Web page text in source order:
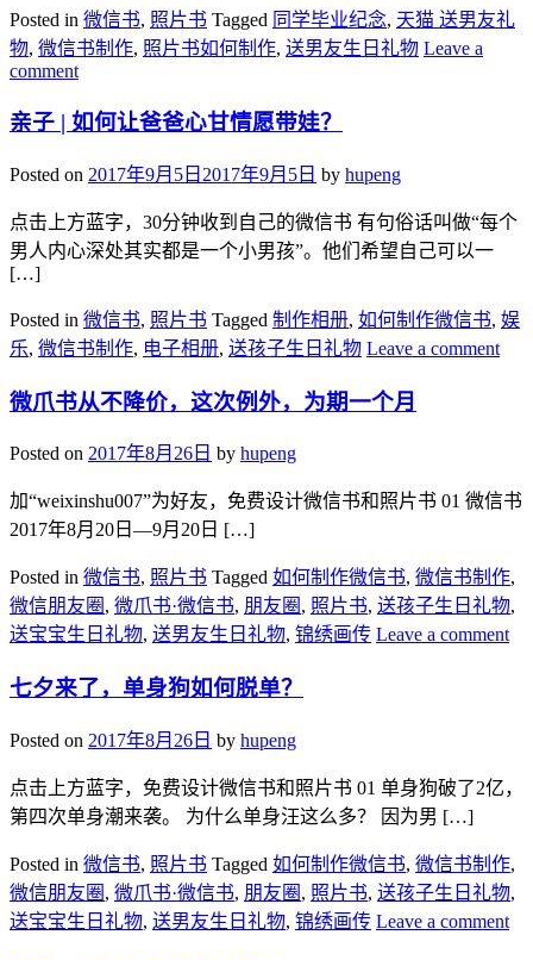
Posted in 微信书, 照片书 Tagged 同学毕业纪念, 天猫 送男友礼
物, 微信书制作, 照片书如何制作, 送男友生日礼物 Leave a
comment
亲子 | 如何让爸爸心甘情愿带娃？
Posted on 2017年9月5日 2017年9月5日 by hupeng
点击上方蓝字，30分钟收到自己的微信书 有句俗话叫做“每个
男人内心深处其实都是一个小男孩”。他们希望自己可以一
[…]
Posted in 微信书, 照片书 Tagged 制作相册, 如何制作微信书, 娱
乐, 微信书制作, 电子相册, 送孩子生日礼物 Leave a comment
微爪书从不降价，这次例外，为期一个月
Posted on 2017年8月26日 by hupeng
加“weixinshu007”为好友，免费设计微信书和照片书 01 微信书
2017年8月20日—9月20日 […]
Posted in 微信书, 照片书 Tagged 如何制作微信书, 微信书制作,
微信朋友圈 , 微爪书·微信书, 朋友圈 , 照片书, 送孩子生日礼物,
送宝宝生日礼物, 送男友生日礼物, 锦绣画传 Leave a comment
七夕来了，单身狗如何脱单？
Posted on 2017年8月26日 by hupeng
​点击上方蓝字，免费设计微信书和照片书 01 单身狗破了2亿，
第四次单身潮来袭。 为什么单身汪这么多？ 因为男 […]
Posted in 微信书, 照片书 Tagged 如何制作微信书, 微信书制作,
微信朋友圈 , 微爪书·微信书, 朋友圈 , 照片书, 送孩子生日礼物,
送宝宝生日礼物, 送男友生日礼物, 锦绣画传 Leave a comment